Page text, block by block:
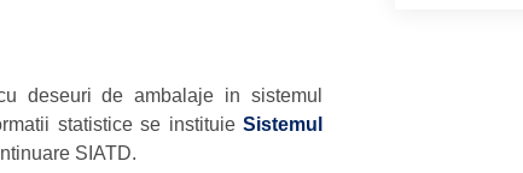
deseuri de ambalaje in sistemul
statistice se instituie Sistemul
SIATD.